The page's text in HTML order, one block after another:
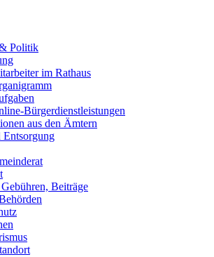
Politik
im Rathaus
Bürgerdienstleistungen
aus den Ämtern
Entsorgung
Beiträge